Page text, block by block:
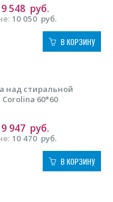
10 050 руб.
9 548 руб.
В КОРЗИНУ
над стиральной
60*60
10 470 руб.
9 947 руб.
В КОРЗИНУ